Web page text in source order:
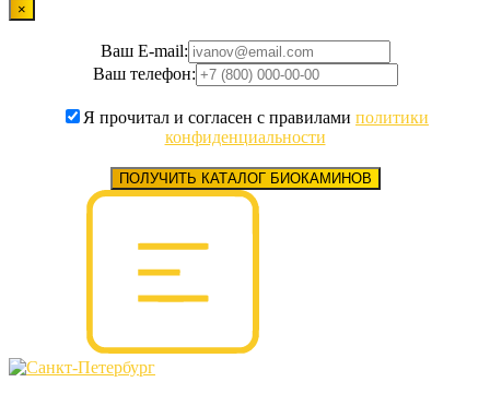
×
Ваш E-mail:
Ваш телефон:
Я прочитал и согласен с правилами политики
конфиденциальности
ПОЛУЧИТЬ КАТАЛОГ БИОКАМИНОВ